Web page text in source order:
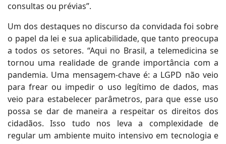
consultas ou prévias”.
Um dos destaques no discurso da convidada foi sobre
o papel da lei e sua aplicabilidade, que tanto preocupa
a todos os setores. “Aqui no Brasil, a telemedicina se
tornou uma realidade de grande importância com a
pandemia. Uma mensagem-chave é: a LGPD não veio
para frear ou impedir o uso legítimo de dados, mas
veio para estabelecer parâmetros, para que esse uso
possa se dar de maneira a respeitar os direitos dos
cidadãos. Isso tudo nos leva a complexidade de
regular um ambiente muito intensivo em tecnologia e